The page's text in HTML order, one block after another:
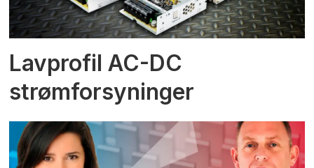
Lavprofil AC-DC
strømforsyninger